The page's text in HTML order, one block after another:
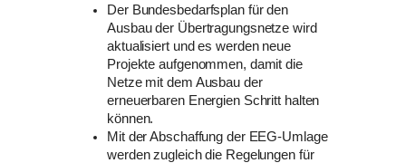
Der Bundesbedarfsplan für den
Ausbau der Übertragungsnetze wird
aktualisiert und es werden neue
Projekte aufgenommen, damit die
Netze mit dem Ausbau der
erneuerbaren Energien Schritt halten
können.
Mit der Abschaffung der EEG-Umlage
werden zugleich die Regelungen für